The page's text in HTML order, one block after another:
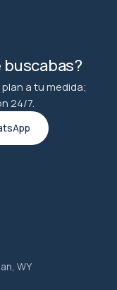
a tu medida;
24/7.
WY